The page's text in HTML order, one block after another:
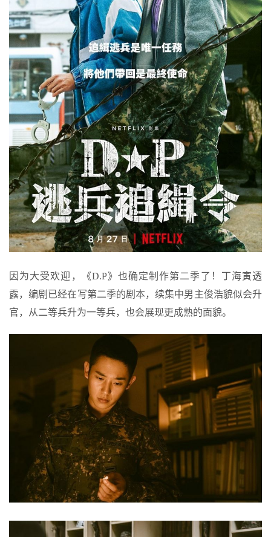
因为大受欢迎，《D.P》也确定制作第二季了！丁海寅透
露，编剧已经在写第二季的剧本，续集中男主俊浩貌似会升
官，从二等兵升为一等兵，也会展现更成熟的面貌。